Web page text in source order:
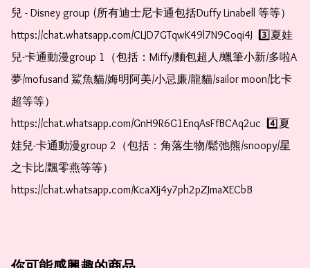
兒 - Disney group (所有迪士尼卡通包括Duffy Linabell 等等）
https://chat.whatsapp.com/CLJD7GTqwK49l7N9Coqi4J  3️⃣夏娃
兒-卡通動漫group 1（包括：Miffy/麵包超人/蠟筆小新/多啦A
夢/mofusand 鯊魚貓/娒明阿美/小忌廉/龍貓/sailor moon/比卡
超等等）
https://chat.whatsapp.com/GnH9R6G1EnqAsFfBCAq2uc  4️⃣夏
娃兒-卡通動漫group 2（包括：角落生物/鬆弛熊/snoopy/星
之卡比/飄零燕等等）
https://chat.whatsapp.com/KcaXIj4y7ph2pZJmaXECbB